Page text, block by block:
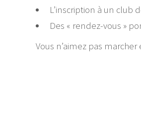
L’inscription à un club
Des « rendez-vous »
Vous n’aimez pas